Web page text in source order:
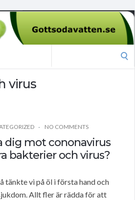
virus
NO COMMENTS
dig mot cononavirus
bakterier och virus?
tänkte vi på öl i första hand och
Allt fler är rädda för att